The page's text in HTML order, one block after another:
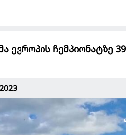
ევროპის ჩემპიონატზე 39